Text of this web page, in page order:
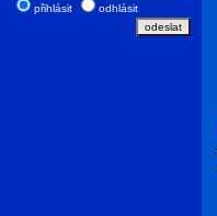
přihlásit odhlásit